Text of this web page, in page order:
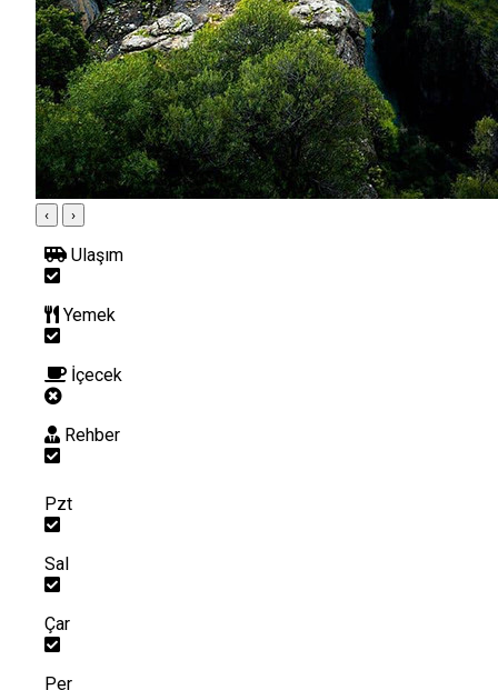
‹ ›
Ulaşım
Yemek
İçecek
Rehber
Pzt
Sal
Çar
Per